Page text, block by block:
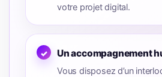
votre projet digital.
Un accompagnement
Vous disposez d’un